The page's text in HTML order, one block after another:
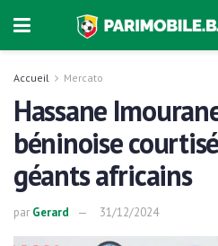
Accueil Mercato
Hassane
béninoise
géants africains
par Gerard 31/12/2024